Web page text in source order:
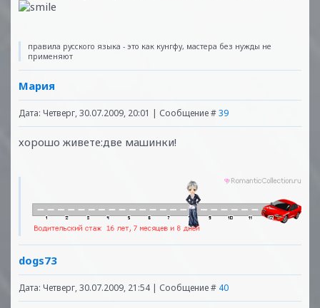
правила русского языка - это как кунгфу, мастера без нужды не
применяют
Мария
Дата: Четверг, 30.07.2009, 20:01 | Сообщение #39
хорошо живете:две машинки!
dogs73
Дата: Четверг, 30.07.2009, 21:54 | Сообщение # 40